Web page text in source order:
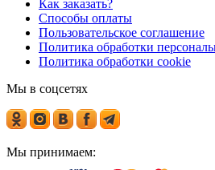
Как заказать?
Способы оплаты
Пользовательское соглашение
Политика обработки
Политика обработки cookie
Мы в соцсетях
Мы принимаем: